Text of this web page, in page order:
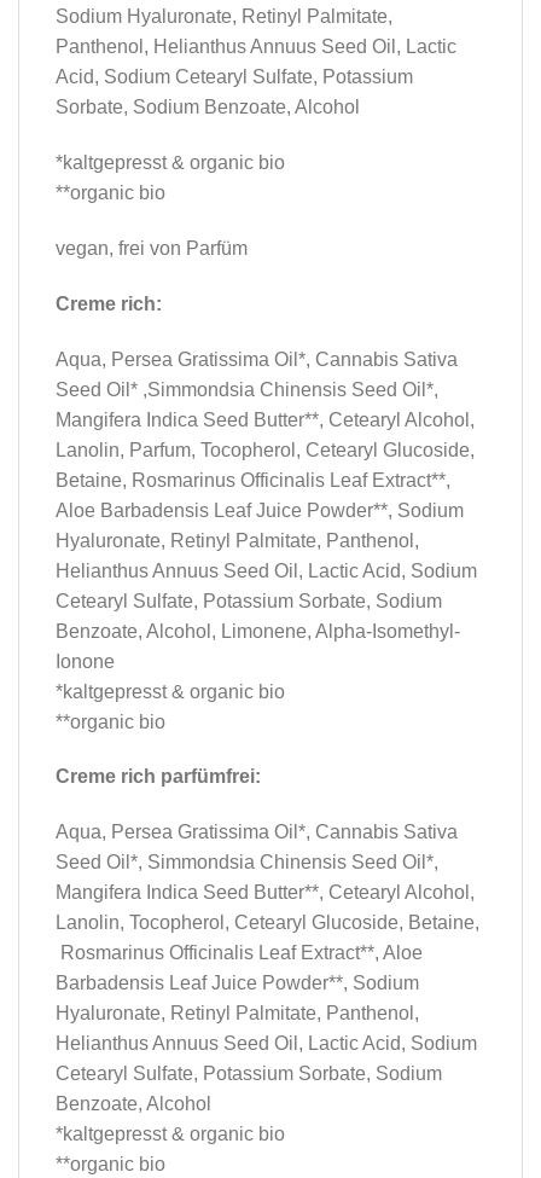
Sodium Hyaluronate, Retinyl Palmitate,
Panthenol, Helianthus Annuus Seed Oil, Lactic
Acid, Sodium Cetearyl Sulfate, Potassium
Sorbate, Sodium Benzoate, Alcohol
*kaltgepresst & organic bio
**organic bio
vegan, frei von Parfüm
Creme rich:
Aqua, Persea Gratissima Oil*, Cannabis Sativa
Seed Oil* ,Simmondsia Chinensis Seed Oil*,
Mangifera Indica Seed Butter**, Cetearyl Alcohol,
Lanolin, Parfum, Tocopherol, Cetearyl Glucoside,
Betaine, Rosmarinus Officinalis Leaf Extract**,
Aloe Barbadensis Leaf Juice Powder**, Sodium
Hyaluronate, Retinyl Palmitate, Panthenol,
Helianthus Annuus Seed Oil, Lactic Acid, Sodium
Cetearyl Sulfate, Potassium Sorbate, Sodium
Benzoate, Alcohol, Limonene, Alpha-Isomethyl-
Ionone
*kaltgepresst & organic bio
**organic bio
Creme rich parfümfrei:
Aqua, Persea Gratissima Oil*, Cannabis Sativa
Seed Oil*, Simmondsia Chinensis Seed Oil*,
Mangifera Indica Seed Butter**, Cetearyl Alcohol,
Lanolin, Tocopherol, Cetearyl Glucoside, Betaine,
Rosmarinus Officinalis Leaf Extract**, Aloe
Barbadensis Leaf Juice Powder**, Sodium
Hyaluronate, Retinyl Palmitate, Panthenol,
Helianthus Annuus Seed Oil, Lactic Acid, Sodium
Cetearyl Sulfate, Potassium Sorbate, Sodium
Benzoate, Alcohol
*kaltgepresst & organic bio
**organic bio